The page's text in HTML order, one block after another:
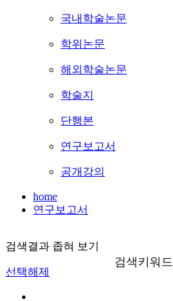
국내학술논문
학위논문
해외학술논문
학술지
단행본
연구보고서
공개강의
home
연구보고서
검색결과 좁혀 보기
선택해제
검색키워드